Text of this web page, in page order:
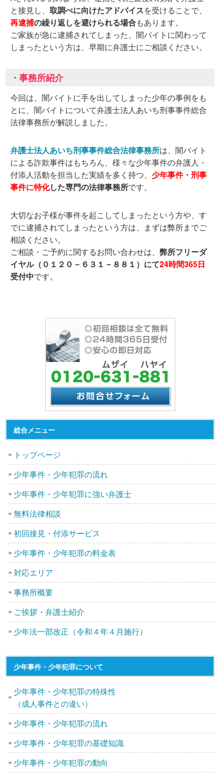
と接見し、取調べに向けたアドバイスを受けることで、
再逮捕の繰り返しを避けられる場合もあります。
ご家族が急に逮捕されてしまった、闇バイトに関わって
しまったという方は、早期に弁護士にご相談ください。
・事務所紹介
今回は、闇バイトに手を出してしまった少年の事例をも
とに、闇バイトについて弁護士法人あいち刑事事件総合
法律事務所が解説しました。
弁護士法人あいち刑事事件総合法律事務所は、闇バイト
による詐欺事件はもちろん、様々な少年事件の弁護人・
付添人活動を担当した実績を多く持つ、少年事件・刑事
事件に特化した専門の法律事務所です。
大切なお子様が事件を起こしてしまったという方や、す
でに逮捕されてしまったという方は、まずは弊所までご
相談ください。
ご相談・ご予約に関するお問い合わせは、弊所フリーダ
イヤル（０１２０－６３１－８８１）にて24時間365日
受付中です。
総合メニュー
トップページ
少年事件・少年犯罪の流れ
少年事件・少年犯罪に強い弁護士
無料法律相談
初回接見・付添サービス
少年事件・少年犯罪の料金表
対応エリア
事務所概要
ご挨拶・弁護士紹介
少年法一部改正（令和４年４月施行）
少年事件・少年犯罪について
少年事件・少年犯罪の特殊性
（成人事件との違い）
少年事件・少年犯罪の流れ
少年事件・少年犯罪の基礎知識
少年事件・少年犯罪の動向